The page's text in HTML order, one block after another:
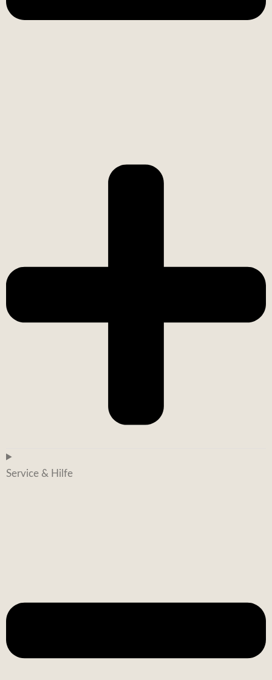
Service & Hilfe